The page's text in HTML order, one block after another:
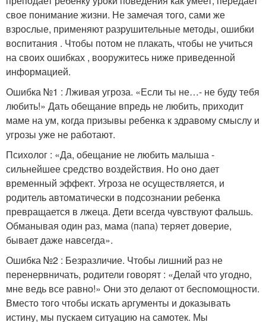
свое понимание жизни. Не замечая того, сами же
взрослые, применяют разрушительные методы, ошибки
воспитания . Чтобы потом не плакать, чтобы не учиться
на своих ошибках , вооружитесь ниже приведенной
информацией.
Ошибка №1 : Лживая угроза. «Если ты не…- не буду тебя
любить!» Дать обещание впредь не любить, приходит
маме на ум, когда призывы ребенка к здравому смыслу и
угрозы уже не работают.
Психолог : «Да, обещание не любить малыша -
сильнейшее средство воздействия. Но оно дает
временный эффект. Угроза не осуществляется, и
родитель автоматически в подсознании ребенка
превращается в лжеца. Дети всегда чувствуют фальшь.
Обманывая один раз, мама (папа) теряет доверие,
бывает даже навсегда».
Ошибка №2 : Безразличие. Чтобы лишний раз не
перенервничать, родители говорят : «Делай что угодно,
мне ведь все равно!» Они это делают от беспомощности.
Вместо того чтобы искать аргументы и доказывать
истину, мы пускаем ситуацию на самотек. Мы